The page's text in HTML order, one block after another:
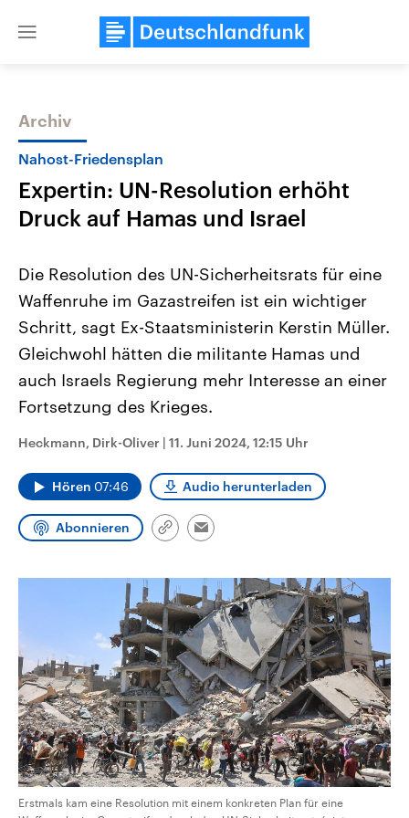
Close
Themen
Landtagswahl Sachsen-Anhalt
2026
Alle Informationen
Sachsen-Anhalt wählt am 6.
September 2026 einen neuen
Landtag. Seit 2021 wird das
Bundesland von einer Koalition aus
CDU, SPD und FDP regiert.-
Umfragen, Prognosen,
Wahlprogramme, aktuelle Berichte
und Kandidaten der anstehenden
Wahl.
USA
Aktuelle Beiträge,
Hintergründe
Wirtschaftlich und
gehören die Vereinigten
den mächtigsten Ländern
Archiv
Nahost-Friedensplan
Expertin: UN-Resolution erhöht
Druck auf Hamas und Israel
Die Resolution des UN-Sicherheitsrats für eine
Waffenruhe im Gazastreifen ist ein wichtiger
Schritt, sagt Ex-Staatsministerin Kerstin Müller.
Gleichwohl hätten die militante Hamas und
auch Israels Regierung mehr Interesse an einer
Fortsetzung des Krieges.
Heckmann, Dirk-Oliver | 11. Juni 2024, 12:15 Uhr
Hören 07:46 Audio herunterladen
Abonnieren
Link
Email
Erstmals kam eine Resolution mit einem konkreten Plan für eine